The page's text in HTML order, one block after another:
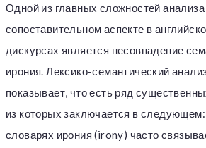
Одной из главных сложностей анализа
сопоставительном аспекте в
дискурсах является несовпадение
ирония. Лексико-семантический
показывает, что есть ряд
из которых заключается в следующем:
словарях ирония (irony) часто